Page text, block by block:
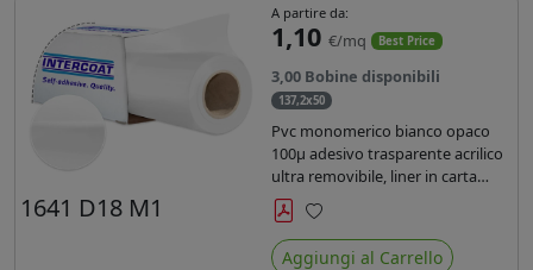
1641 D18 M1
A partire da:
1,10 €/mq Best Price
3,00 Bobine disponibili
137,2x50
Pvc monomerico bianco opaco
100µ adesivo trasparente acrilico
ultra removibile, liner in carta
kraft da 140gr/mq. Durata 3 anni.
Dotato di certificato FR B1 e
conforme alla normativa REACH.
Preferiti
Aggiungi al Carrello